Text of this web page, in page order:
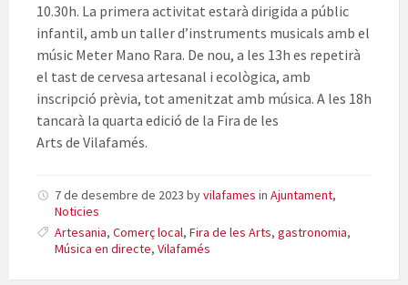
10.30h. La primera activitat estarà dirigida a públic
infantil, amb un taller d’instruments musicals amb el
músic Meter Mano Rara. De nou, a les 13h es repetirà
el tast de cervesa artesanal i ecològica, amb
inscripció prèvia, tot amenitzat amb música. A les 18h
tancarà la quarta edició de la Fira de les
Arts de Vilafamés.
7 de desembre de 2023 byvilafames in Ajuntament,
Noticies
Artesania, Comerç local, Fira de les Arts, gastronomia,
Música en directe, Vilafamés